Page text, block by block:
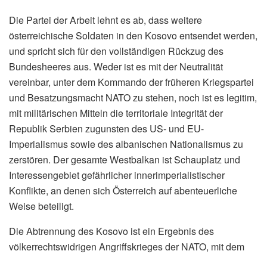
Die Partei der Arbeit lehnt es ab, dass weitere
österreichische Soldaten in den Kosovo entsendet werden,
und spricht sich für den vollständigen Rückzug des
Bundesheeres aus. Weder ist es mit der Neutralität
vereinbar, unter dem Kommando der früheren Kriegspartei
und Besatzungsmacht NATO zu stehen, noch ist es legitim,
mit militärischen Mitteln die territoriale Integrität der
Republik Serbien zugunsten des US- und EU-
Imperialismus sowie des albanischen Nationalismus zu
zerstören. Der gesamte Westbalkan ist Schauplatz und
Interessengebiet gefährlicher innerimperialistischer
Konflikte, an denen sich Österreich auf abenteuerliche
Weise beteiligt.
Die Abtrennung des Kosovo ist ein Ergebnis des
völkerrechtswidrigen Angriffskrieges der NATO, mit dem